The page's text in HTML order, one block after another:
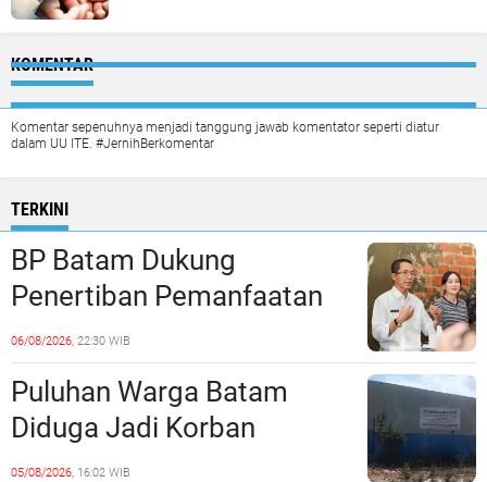
KOMENTAR
Komentar sepenuhnya menjadi tanggung jawab komentator seperti diatur
dalam UU ITE. #JernihBerkomentar
TERKINI
BP Batam Dukung
Penertiban Pemanfaatan
Ruang Laut Sesuai
Ketentuan Peraturan
Perundang-undangan
06/08/2026, 22:30 WIB
Puluhan Warga Batam
Diduga Jadi Korban
Penipuan Kavling Hingga
05/08/2026, 16:02 WIB